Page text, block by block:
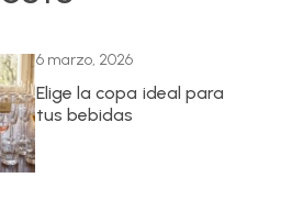
6 marzo, 2026
Elige la copa ideal para
tus bebidas